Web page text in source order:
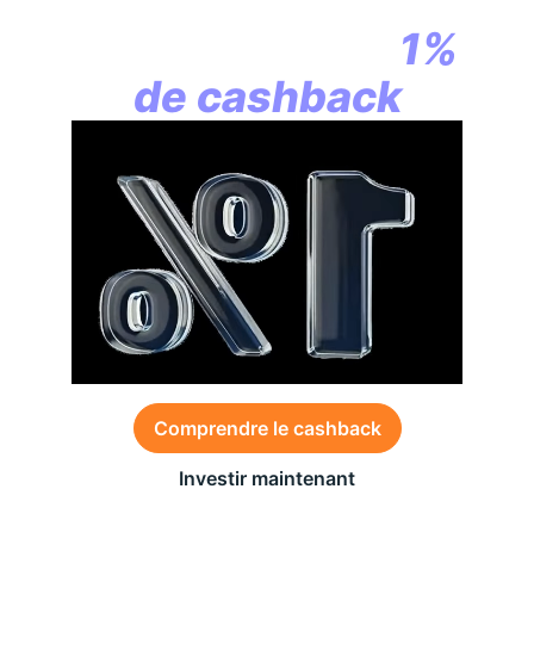
1%
de cashback
Comprendre le cashback
Investir maintenant